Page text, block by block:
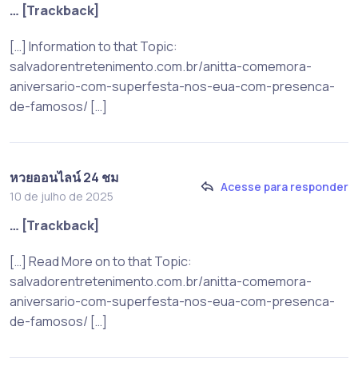
… [Trackback]
[…] Information to that Topic:
salvadorentretenimento.com.br/anitta-comemora-
aniversario-com-superfesta-nos-eua-com-presenca-
de-famosos/ […]
หวยออนไลน์ 24 ชม
10 de julho de 2025
Acesse para responder
… [Trackback]
[…] Read More on to that Topic:
salvadorentretenimento.com.br/anitta-comemora-
aniversario-com-superfesta-nos-eua-com-presenca-
de-famosos/ […]